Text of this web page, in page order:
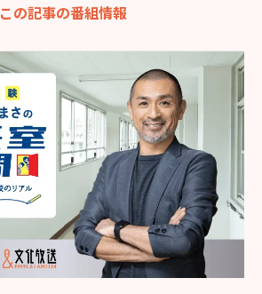
この記事の番組情報